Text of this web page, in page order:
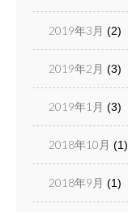
2019年3月 (2)
2019年2月 (3)
2019年1月 (3)
2018年10月 (1)
2018年9月 (1)